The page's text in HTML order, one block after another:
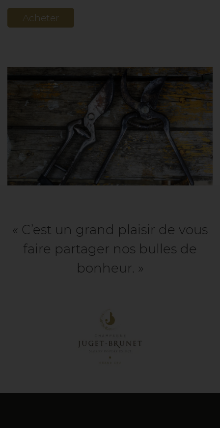
Acheter
« C’est un grand plaisir de vous
faire partager nos bulles de
bonheur. »